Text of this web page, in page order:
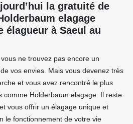
la gratuité de
elagage
élagueur à Saeul au
ne trouvez pas encore un
vos envies. Mais vous devenez très
et vous avez rencontré le plus
comme Holderbaum elagage. Il reste
vous offrir un élagage unique et
le fonctionnement de votre vie